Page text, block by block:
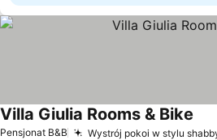
Pensjonat B&B Wystrój pokoi w stylu
Villa Giulia Rooms & Bike